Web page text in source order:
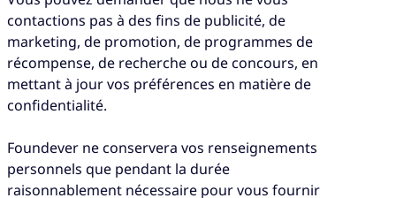
contactions pas à des fins de publicité, de
marketing, de promotion, de programmes de
récompense, de recherche ou de concours, en
mettant à jour vos préférences en matière de
confidentialité.
Foundever ne conservera vos renseignements
personnels que pendant la durée
raisonnablement nécessaire pour vous fournir